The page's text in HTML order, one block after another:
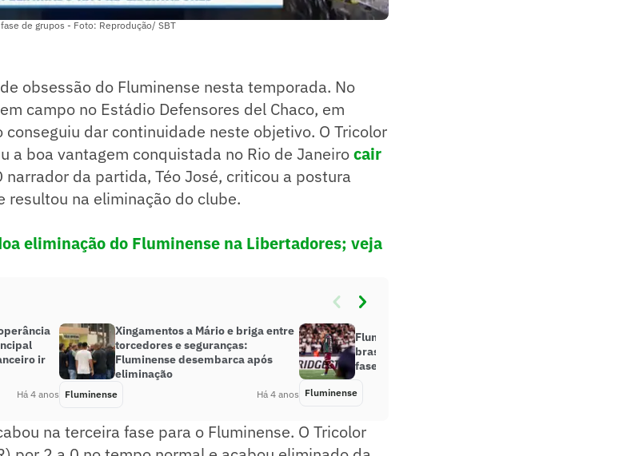
de grupos - Foto: Reprodução/ SBT
obsessão do Fluminense nesta temporada. No
campo no Estádio Defensores del Chaco, em
conseguiu dar continuidade neste objetivo. O Tricolor
a boa vantagem conquistada no Rio de Janeirocair
narrador da partida, Téo José, criticou a postura
resultou na eliminação do clube.
eliminação do Fluminense na Libertadores; veja
ir
Há 4 anos
Xingamentos a Mário e briga entre
torcedores e seguranças:
Fluminense desembarca após
eliminação
Fluminense Há 4 anos
Fluminense se torna o sexto
brasileiro eliminado nas primeiras
fases da Libertadores
Fluminense
na terceira fase para o Fluminense. O Tricolor